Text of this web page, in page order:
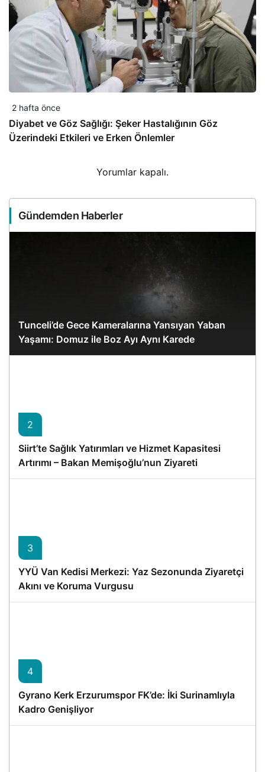
2 hafta önce
Diyabet ve Göz Sağlığı: Şeker Hastalığının Göz
Üzerindeki Etkileri ve Erken Önlemler
Yorumlar kapalı.
Gündemden Haberler
Tunceli’de Gece Kameralarına Yansıyan Yaban
Yaşamı: Domuz ile Boz Ayı Aynı Karede
2
Siirt’te Sağlık Yatırımları ve Hizmet Kapasitesi
Artırımı – Bakan Memişoğlu’nun Ziyareti
3
YYÜ Van Kedisi Merkezi: Yaz Sezonunda Ziyaretçi
Akını ve Koruma Vurgusu
4
Gyrano Kerk Erzurumspor FK’de: İki Surinamlıyla
Kadro Genişliyor